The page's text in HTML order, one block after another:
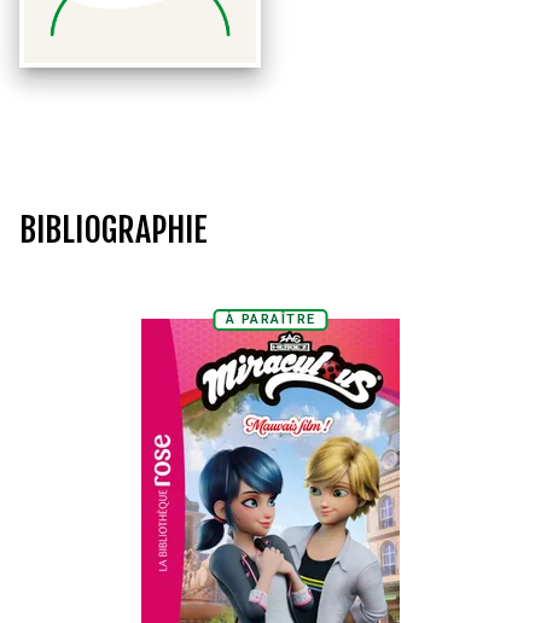
BIBLIOGRAPHIE
À PARAÎTRE